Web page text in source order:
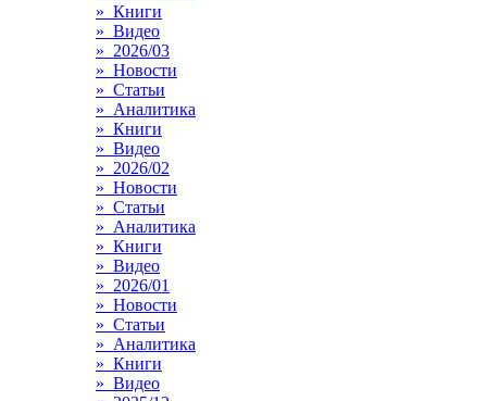
» Книги
» Видео
» 2026/03
» Новости
» Статьи
» Аналитика
» Книги
» Видео
» 2026/02
» Новости
» Статьи
» Аналитика
» Книги
» Видео
» 2026/01
» Новости
» Статьи
» Аналитика
» Книги
» Видео